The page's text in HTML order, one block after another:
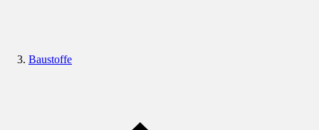
Baustoffe